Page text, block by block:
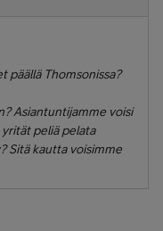
päällä Thomsonissa?
Asiantuntijamme voisi
peliä pelata
Sitä kautta voisimme